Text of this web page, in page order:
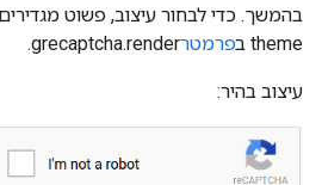
theme ב
פרמטרgrecaptcha.render.
עיצוב בהיר: